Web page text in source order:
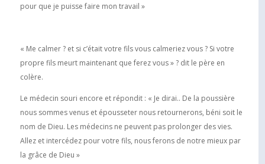
pour que je puisse faire mon travail »
« Me calmer ? et si c’était votre fils vous calmeriez vous ? Si votre
propre fils meurt maintenant que ferez vous » ? dit le père en
colère.
Le médecin souri encore et répondit : « Je dirai.. De la poussière
nous sommes venus et épousseter nous retournerons, béni soit le
nom de Dieu. Les médecins ne peuvent pas prolonger des vies.
Allez et intercédez pour votre fils, nous ferons de notre mieux par
la grâce de Dieu »